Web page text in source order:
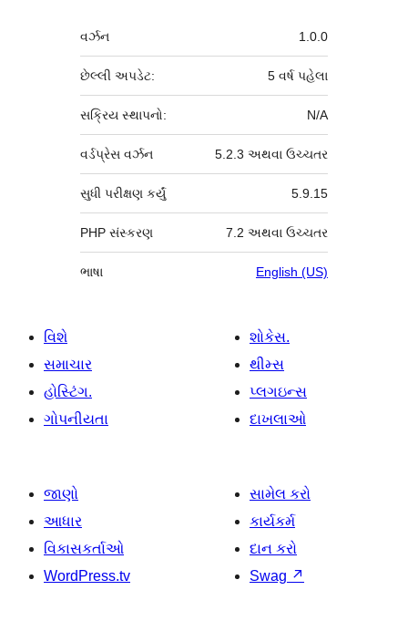
મેટા
વર્ઝન 1.0.0
છેલ્લી અપડેટ: 5 વર્ષપહેલા
સક્રિય સ્થાપનો: N/A
વર્ડપ્રેસ વર્ઝન 5.2.3 અથવા ઉચ્ચતર
5.9.15
સુધી પરીક્ષણ કર્યું
PHP સંસ્કરણ 7.2 અથવા ઉચ્ચતર
ભાષા English (US)
વિશે
સમાચાર
હોસ્ટિંગ.
ગોપનીયતા
શોકેસ.
થીમ્સ
પ્લગઇન્સ
દાખલાઓ
જાણો
આધાર
વિકાસકર્તાઓ
WordPress.tv
સામેલ કરો
કાર્યકર્મ
દાન કરો
Swag ↗